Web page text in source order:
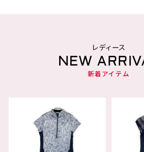
レディース
NEW
新着アイテム